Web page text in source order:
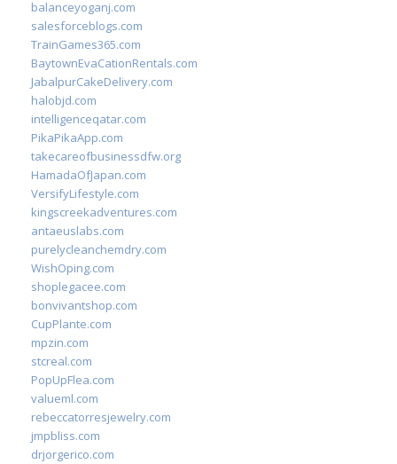
balanceyoganj.com
salesforceblogs.com
TrainGames365.com
BaytownEvaCationRentals.com
JabalpurCakeDelivery.com
halobjd.com
intelligenceqatar.com
PikaPikaApp.com
takecareofbusinessdfw.org
HamadaOfJapan.com
VersifyLifestyle.com
kingscreekadventures.com
antaeuslabs.com
purelycleanchemdry.com
WishOping.com
shoplegacee.com
bonvivantshop.com
CupPlante.com
mpzin.com
stcreal.com
PopUpFlea.com
valueml.com
rebeccatorresjewelry.com
jmpbliss.com
drjorgerico.com